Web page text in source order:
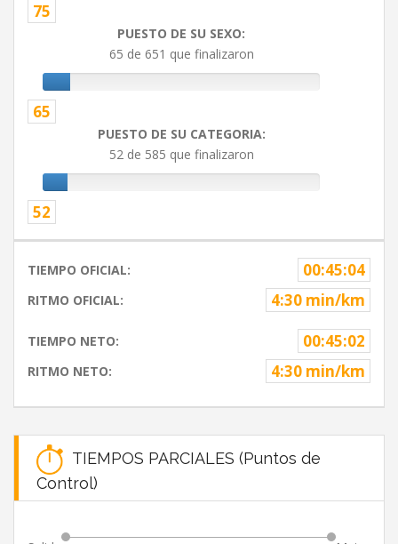
75
PUESTO DE SU SEXO:
65 de 651 que finalizaron
65
PUESTO DE SU CATEGORIA:
52 de 585 que finalizaron
52
TIEMPO OFICIAL: 00:45:04
RITMO OFICIAL: 4:30 min/km
TIEMPO NETO: 00:45:02
RITMO NETO: 4:30 min/km
TIEMPOS PARCIALES (Puntos de
Control)